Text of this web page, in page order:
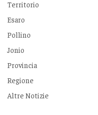
Territorio
Esaro
Pollino
Jonio
Provincia
Regione
Altre Notizie